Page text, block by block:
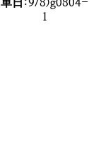
單日:9/8)g0804-
1